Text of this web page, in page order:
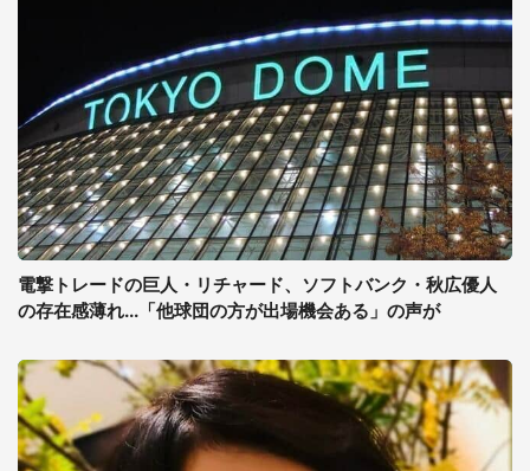
電撃トレードの巨人・リチャード、ソフトバンク・秋広優人
の存在感薄れ...「他球団の方が出場機会ある」の声が